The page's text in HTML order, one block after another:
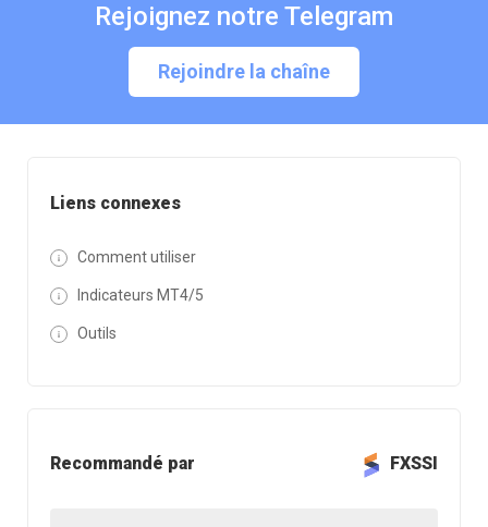
Liens connexes
Comment utiliser
Indicateurs MT4/5
Outils
Recommandé par FXSSI
Rejoignez notre Telegram
Rejoindre la chaîne